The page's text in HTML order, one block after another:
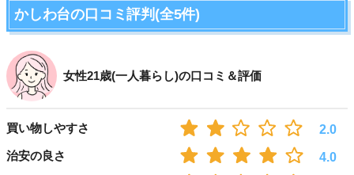
かしわ台の口コミ評判(全5件)
女性21歳(一人暮らし)の口コミ＆評価
買い物しやすさ
2.0
治安の良さ
4.0